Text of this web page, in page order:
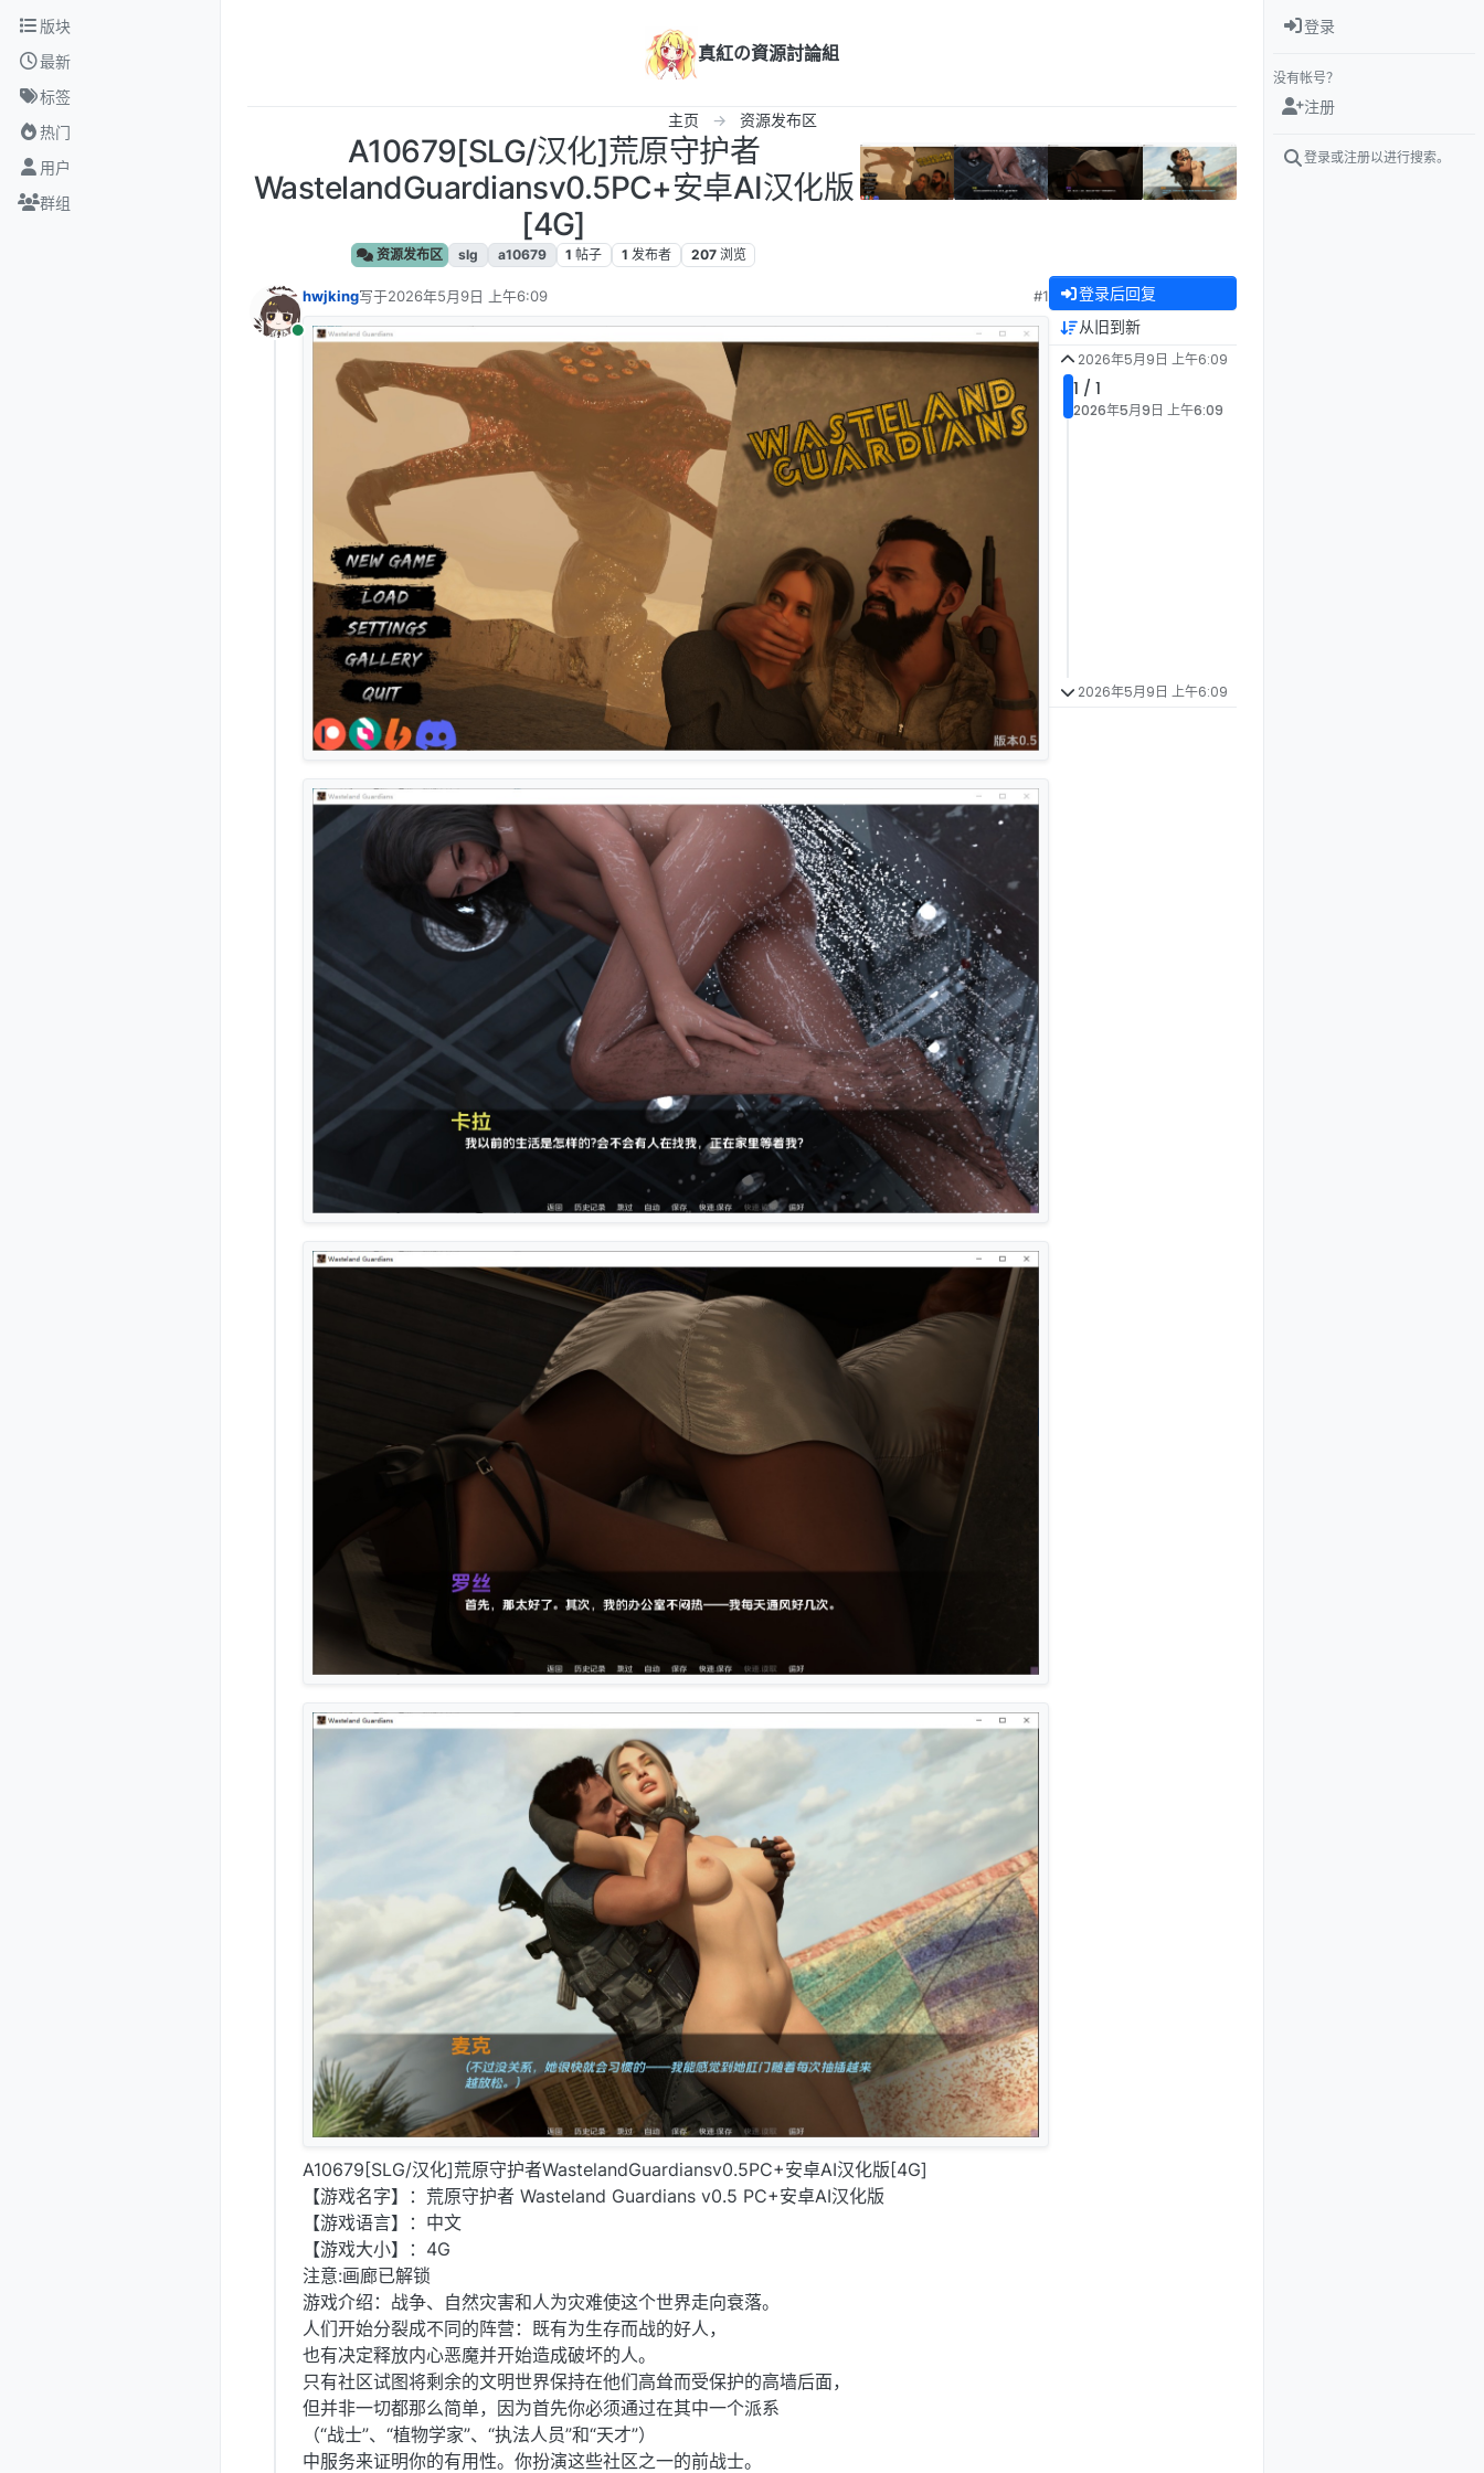
跳转至内容
版块
最新
标签
热门
用户
群组
真紅の資源討論組
主页 资源发布区
A10679[SLG/汉化]荒原守护者
WastelandGuardiansv0.5PC+安卓AI汉化版
[4G]
资源发布区 slg a10679 1 帖子 1 发布者 207 浏览
在线
hwjking写于2026年5月9日 上午6:09
最后由 编辑
#1
A10679[SLG/汉化]荒原守护者WastelandGuardiansv0.5PC+安卓AI汉化版[4G]
【游戏名字】：荒原守护者 Wasteland Guardians v0.5 PC+安卓AI汉化版
【游戏语言】：中文
【游戏大小】：4G
注意:画廊已解锁
游戏介绍：战争、自然灾害和人为灾难使这个世界走向衰落。
人们开始分裂成不同的阵营：既有为生存而战的好人，
也有决定释放内心恶魔并开始造成破坏的人。
只有社区试图将剩余的文明世界保持在他们高耸而受保护的高墙后面，
但并非一切都那么简单，因为首先你必须通过在其中一个派系
（“战士”、“植物学家”、“执法人员”和“天才”）
中服务来证明你的有用性。你扮演这些社区之一的前战士。
登录后回复
从旧到新
2026年5月9日 上午6:09
1 / 1
2026年5月9日 上午6:09
2026年5月9日 上午6:09
登录
没有帐号？
注册
登录或注册以进行搜索。